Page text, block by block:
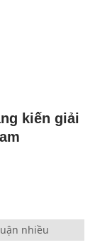
kiến giải
nhiều